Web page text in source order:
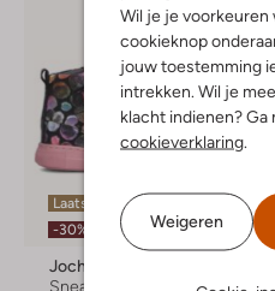
Wil je je voorkeuren
cookieknop
jouw toestemming
intrekken. Wil je
klacht indienen? Ga
cookieverklaring
Weigeren
Laatste items
-30%
Jochie & Freaks
Sneakers